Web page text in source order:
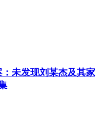
未发现刘某杰及其家